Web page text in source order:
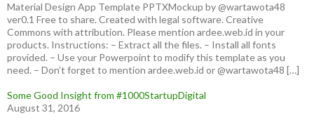
Material Design App Template PPTXMockup by @wartawota48
ver0.1 Free to share. Created with legal software. Creative
Commons with attribution. Please mention ardee.web.id in your
products. Instructions: – Extract all the files. – Install all fonts
provided. – Use your Powerpoint to modify this template as you
need. – Don’t forget to mention ardee.web.id or @wartawota48 […]
Some Good Insight from #1000StartupDigital
August 31, 2016